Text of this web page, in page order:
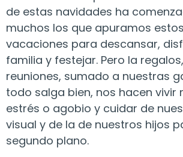
de estas navidades ha
muchos los que apuramos
vacaciones para descansar,
familia y festejar. Pero la
reuniones, sumado a nuestras
todo salga bien, nos hacen vivir
estrés o agobio y cuidar de
visual y de la de nuestros hijos
segundo plano.